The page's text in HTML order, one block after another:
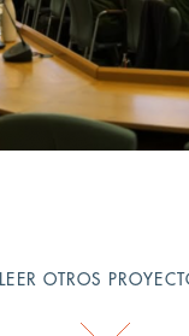
LEER OTROS